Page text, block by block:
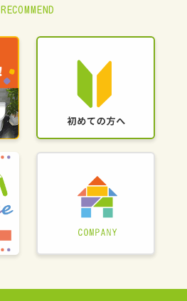
RECOMMEND